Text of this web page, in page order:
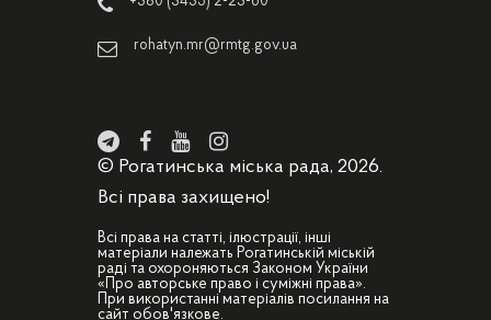
rohatyn.mr@rmtg.gov.ua
© Рогатинська міська рада, 2026.
Всі права захищено!
Всі права на статті, ілюстрації, інші
матеріали належать Рогатинській міській
раді та охороняються Законом України
«Про авторське право і суміжні права».
При використанні матеріалів посилання на
сайт обов'язкове.